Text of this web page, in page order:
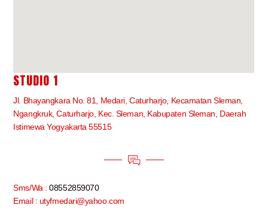
STUDIO 1
Jl. Bhayangkara No. 81, Medari, Caturharjo, Kecamatan Sleman,
Ngangkruk, Caturharjo, Kec. Sleman, Kabupaten Sleman, Daerah
Istimewa Yogyakarta 55515
Sms/Wa :08552859070
Email : utyfmedari@yahoo.com